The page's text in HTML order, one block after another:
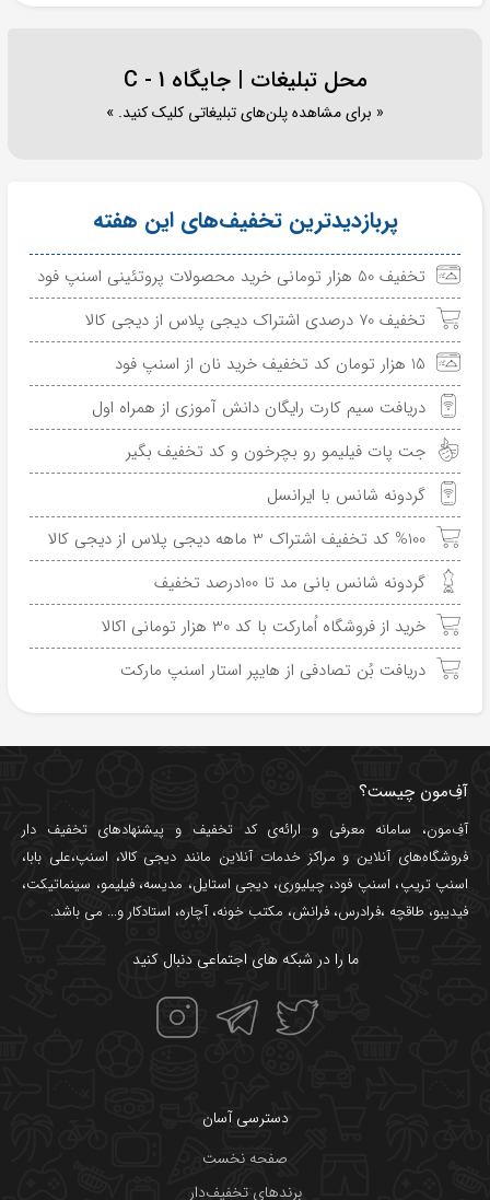
محل تبلیغات | جایگاه C - 1
« برای مشاهده پلن‌های تبلیغاتی کلیک کنید. »
پربازدیدترین تخفیف‌های این هفته
تخفیف 50 هزار تومانی خرید محصولات پروتئینی اسنپ فود
تخفیف 70 درصدی اشتراک دیجی پلاس از دیجی کالا
15 هزار تومان کد تخفیف خرید نان از اسنپ فود
دریافت سیم کارت رایگان دانش آموزی از همراه اول
جت پات فیلیمو رو بچرخون و کد تخفیف بگیر
گردونه شانس با ایرانسل
%100 کد تخفیف اشتراک 3 ماهه دیجی پلاس از دیجی کالا
گردونه شانس بانی مد تا 100درصد تخفیف
خرید از فروشگاه اُمارکت با کد 30 هزار تومانی اکالا
دریافت بُن تصادفی از هایپر استار اسنپ مارکت
آفِ‌مون چیست؟
آفِ‌مون، سامانه معرفی و ارائه‌یکد تخفیف و پیشنهادهای تخفیف دار
فروشگاه‌های آنلاین و مراکز خدمات آنلاین مانند دیجی کالا، اسنپ،علی بابا،
اسنپ تریپ، اسنپ فود،چیلیوری، دیجی استایل، مدیسه،فیلیمو، سینماتیکت،
فیدیبو، طاقچه ،فرادرس، فرانش، مکتب خونه،آچاره، استادکار و... می باشد.
ما را در شبکه های اجتماعی دنبال کنید
دسترسی آسان
صفحه نخست
برندهای تخفیف‌دار